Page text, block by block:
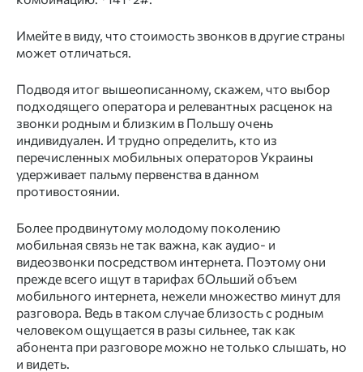
Имейте в виду, что стоимость звонков в другие страны
может отличаться.
Подводя итог вышеописанному, скажем, что выбор
подходящего оператора и релевантных расценок на
звонки родным и близким в Польшу очень
индивидуален. И трудно определить, кто из
перечисленных мобильных операторов Украины
удерживает пальму первенства в данном
противостоянии.
Более продвинутому молодому поколению
мобильная связь не так важна, как аудио- и
видеозвонки посредством интернета. Поэтому они
прежде всего ищут в тарифах бОльший объем
мобильного интернета, нежели множество минут для
разговора. Ведь в таком случае близость с родным
человеком ощущается в разы сильнее, так как
абонента при разговоре можно не только слышать, но
и видеть.